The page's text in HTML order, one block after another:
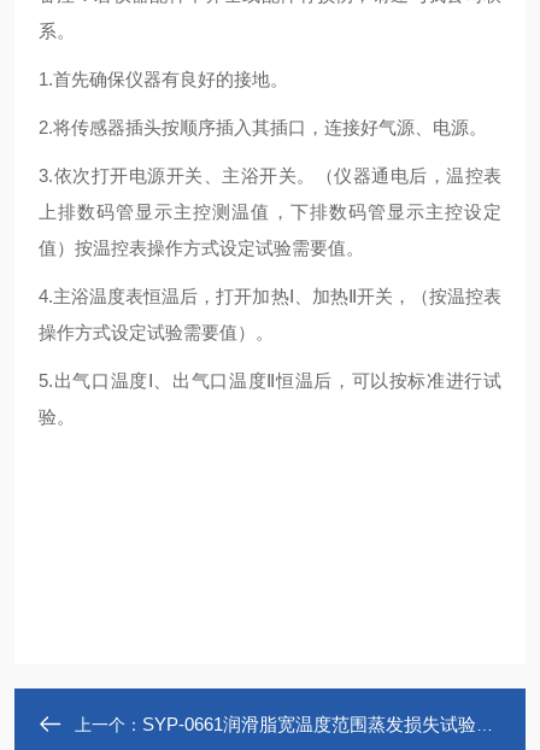
系。
1.首先确保仪器有良好的接地。
2.将传感器插头按顺序插入其插口，连接好气源、电源。
3.依次打开电源开关、主浴开关。（仪器通电后，温控表
上排数码管显示主控测温值，下排数码管显示主控设定
值）按温控表操作方式设定试验需要值。
4.主浴温度表恒温后，打开加热Ⅰ、加热Ⅱ开关，（按温控表
操作方式设定试验需要值）。
5.出气口温度Ⅰ、出气口温度Ⅱ恒温后，可以按标准进行试
验。
上一个： SYP-0661润滑脂宽温度范围蒸发损失试验器优质供应商